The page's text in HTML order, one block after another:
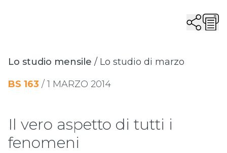
Lo studio mensile / Lo studio di marzo
BS 163 / 1 MARZO 2014
Il vero aspetto di tutti i
fenomeni